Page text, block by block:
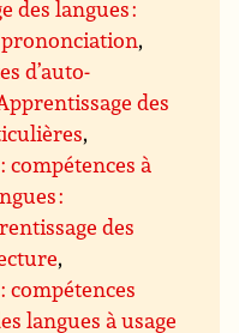
des langues :
,
d’auto-
des
,
compétences à
:
des
,
compétences
langues à usage